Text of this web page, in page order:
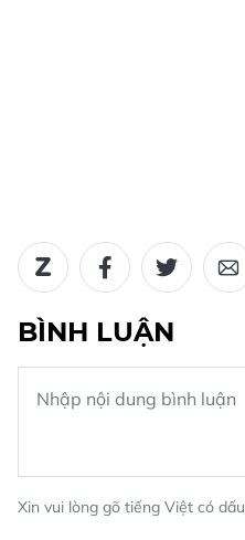
BÌNH LUẬN
Xin vui lòng gõ tiếng Việt có dấu